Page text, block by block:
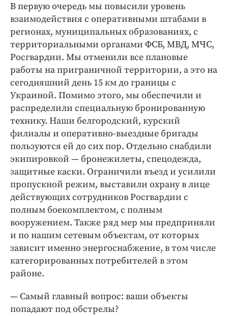
В первую очередь мы повысили уровень
взаимодействия с оперативными штабами в
регионах, муниципальных образованиях, с
территориальными органами ФСБ, МВД, МЧС,
Росгвардии. Мы отменили все плановые
работы на приграничной территории, а это на
сегодняшний день 15 км до границы с
Украиной. Помимо этого, мы обеспечили и
распределили специальную бронированную
технику. Наши белгородский, курский
филиалы и оперативно-выездные бригады
пользуются ей до сих пор. Отдельно снабдили
экипировкой — бронежилеты, спецодежда,
защитные каски. Ограничили въезд и усилили
пропускной режим, выставили охрану в лице
действующих сотрудников Росгвардии с
полным боекомплектом, с полным
вооружением. Также ряд мер мы предприняли
и по нашим сетевым объектам, от которых
зависит именно энергоснабжение, в том числе
категорированных потребителей в этом
районе.
— Самый главный вопрос: ваши объекты
попадают под обстрелы?